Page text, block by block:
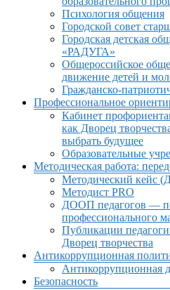
Психология общения
Городской совет
Городская детская
«РАДУГА»
Общероссийское
движение детей и
Гражданско-
Профессиональное
Кабинет
как Дворец
выбрать будущее
Образовательные
Методическая работа:
Методический кейс
Методист PRO
ДООП педагогов —
профессионального
Публикации
Дворец творчества
Антикоррупционная
Антикоррупционная
Безопасность